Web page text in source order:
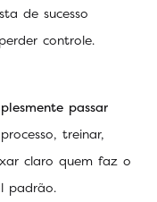
de sucesso
controle.
passar
treinar,
claro quem faz o
padrão.